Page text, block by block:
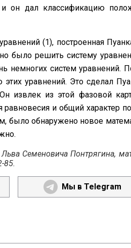
он дал классификацию
(1), построенная
было решить систему
немногих систем уравнений.
уравнений. Это сделал
Он извлек из этой фазо­вой
и общий характер
было обнаружено новое
Семеновича Понтрягина,
85.
Мы в Telegram